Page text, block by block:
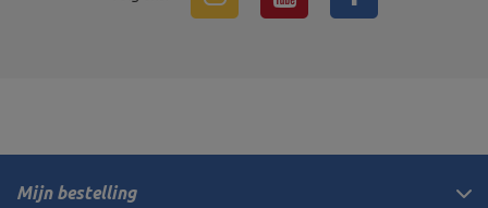
Mijn bestelling